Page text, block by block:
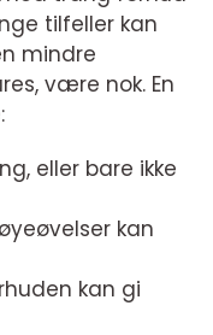
tilfeller kan
mindre
være nok. En
eller bare ikke
kan
kan gi